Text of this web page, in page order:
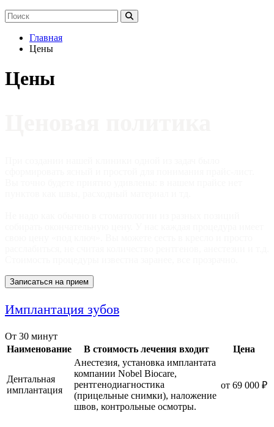
Главная
Цены
Цены
Записаться на прием
Имплантация зубов
От 30 минут
Наименование
В стоимость лечения входит Цена
Дентальная
имплантация
Анестезия, установка имплантата
компании Nobel Biocare,
рентгенодиагностика
(прицельные снимки), наложение
швов, контрольные осмотры.
от 69 000 ₽